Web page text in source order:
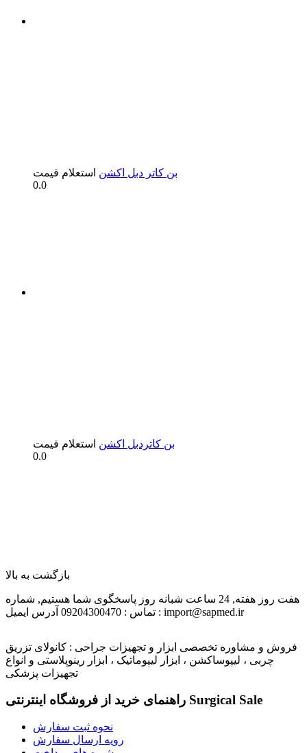
بن کاتر دبل اکشن استعلام قیمت
0.0
بن کاتردبل اکشن استعلام قیمت
0.0
بازگشت به بالا
هفت روز هفته, 24 ساعت شبانه روز پاسخگوی شما هستیم,
شماره
تماس : 09204300470 آدرس ایمیل : import@sapmed.ir
فروش و مشاوره تخصصی ابزار و تجهیزات جراحی : کانولای تزریق
چربی ، لیپوساکشن ، ابزار لیپوماتیک ، ابزار رینوپلاستی و انواع
تجهیزات پزشکی
راهنمای خرید از فروشگاه اینترنتی Surgical Sale
نحوه ثبت سفارش
رویه ارسال سفارش